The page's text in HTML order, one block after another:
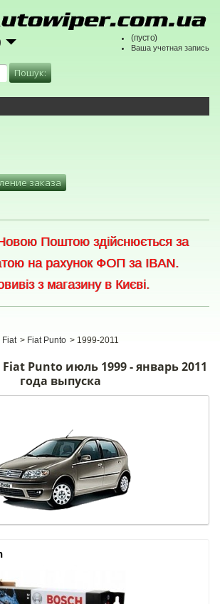
(пусто)
Ваша учетная запись
заказа
Поштою здійснюється за
на рахунок ФОП за IBAN.
з магазину в Києві.
Fiat > Fiat Punto > 1999-2011
Punto июль 1999 - январь 2011
года выпуска